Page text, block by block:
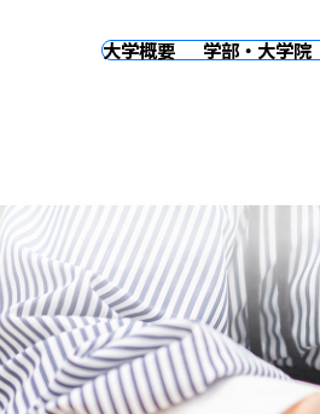
大学概要 学部・大学院